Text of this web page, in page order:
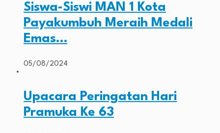
Siswa-Siswi MAN 1 Kota
Payakumbuh Meraih Medali
Emas…
05/08/2024
Upacara Peringatan Hari
Pramuka Ke 63